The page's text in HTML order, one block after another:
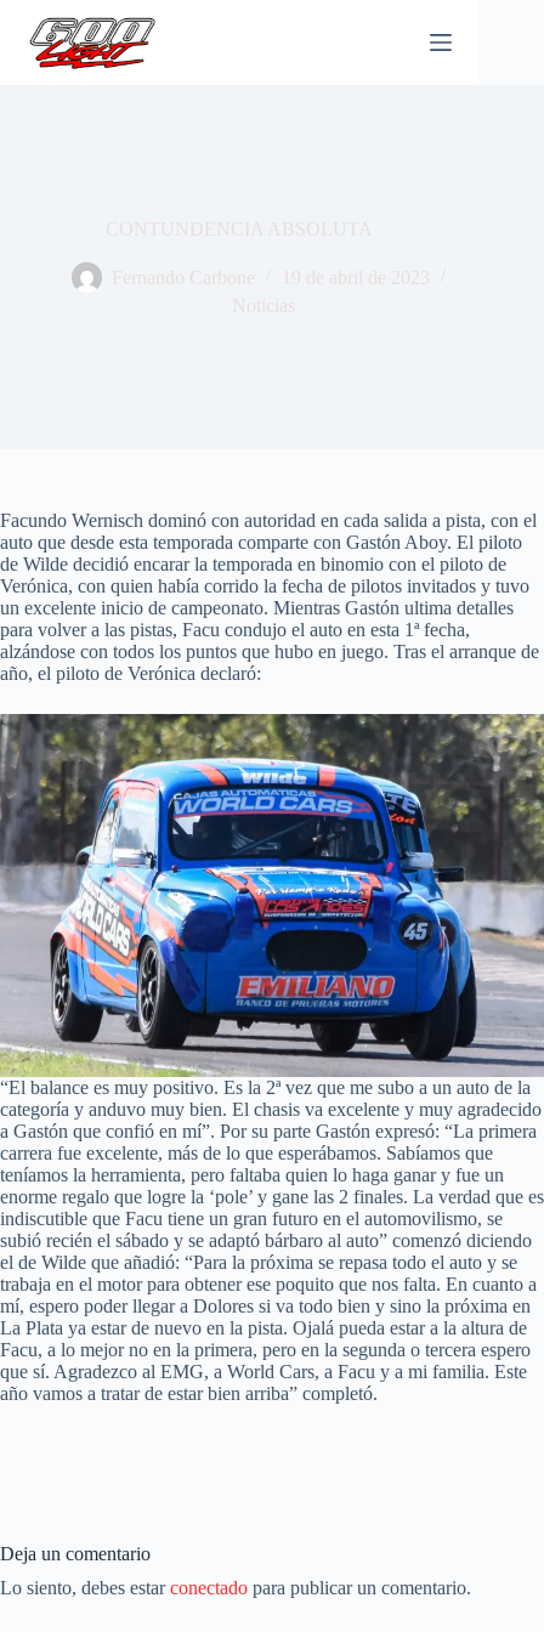
contenido
CONTUNDENCIA ABSOLUTA
Fernando Carbone
19 de abril de 2023
Noticias
Facundo Wernisch dominó con autoridad en cada salida a pista, con el
auto que desde esta temporada comparte con Gastón Aboy. El piloto
de Wilde decidió encarar la temporada en binomio con el piloto de
Verónica, con quien había corrido la fecha de pilotos invitados y tuvo
un excelente inicio de campeonato. Mientras Gastón ultima detalles
para volver a las pistas, Facu condujo el auto en esta 1ª fecha,
alzándose con todos los puntos que hubo en juego. Tras el arranque de
año, el piloto de Verónica declaró:
“El balance es muy positivo. Es la 2ª vez que me subo a un auto de la
categoría y anduvo muy bien. El chasis va excelente y muy agradecido
a Gastón que confió en mí”. Por su parte Gastón expresó: “La primera
carrera fue excelente, más de lo que esperábamos. Sabíamos que
teníamos la herramienta, pero faltaba quien lo haga ganar y fue un
enorme regalo que logre la ‘pole’ y gane las 2 finales. La verdad que es
indiscutible que Facu tiene un gran futuro en el automovilismo, se
subió recién el sábado y se adaptó bárbaro al auto” comenzó diciendo
el de Wilde que añadió: “Para la próxima se repasa todo el auto y se
trabaja en el motor para obtener ese poquito que nos falta. En cuanto a
mí, espero poder llegar a Dolores si va todo bien y sino la próxima en
La Plata ya estar de nuevo en la pista. Ojalá pueda estar a la altura de
Facu, a lo mejor no en la primera, pero en la segunda o tercera espero
que sí. Agradezco al EMG, a World Cars, a Facu y a mi familia. Este
año vamos a tratar de estar bien arriba” completó.
Deja un comentario
Lo siento, debes estarconectado para publicar un comentario.